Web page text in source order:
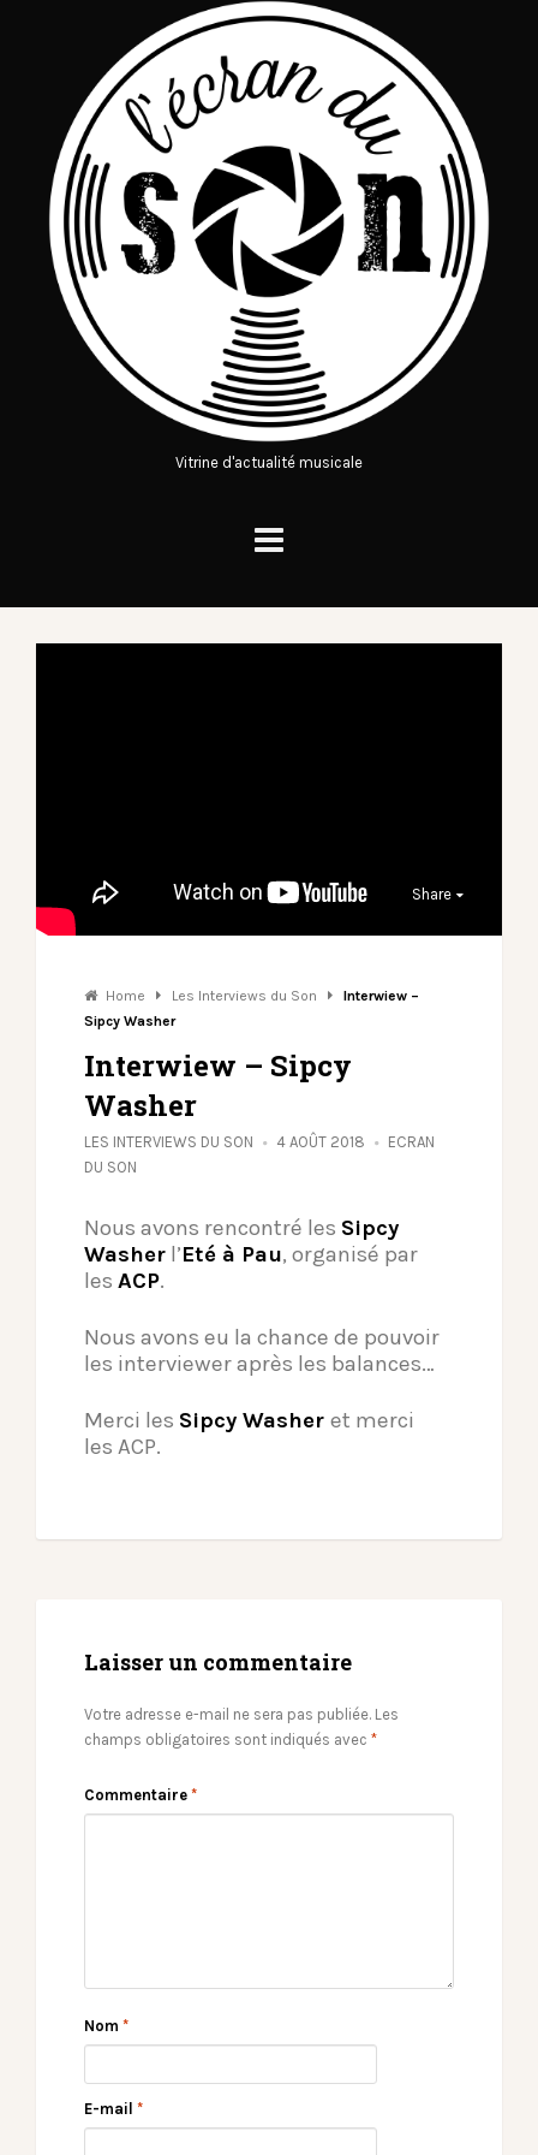
Vitrine d'actualité musicale
Share
Home Les Interviews du Son
Interwiew –
Sipcy Washer
Interwiew – Sipcy
Washer
LES INTERVIEWS DU SON 4 AOÛT 2018
ECRAN
DU SON
Nous avons rencontré les Sipcy
Washer l’Eté à Pau, organisé par
les ACP.
Nous avons eu la chance de pouvoir
les interviewer après les balances…
Merci les Sipcy Washer et merci
les ACP.
Laisser un commentaire
Votre adresse e-mail ne sera pas publiée. Les
champs obligatoires sont indiqués avec *
Commentaire *
Nom *
E-mail *